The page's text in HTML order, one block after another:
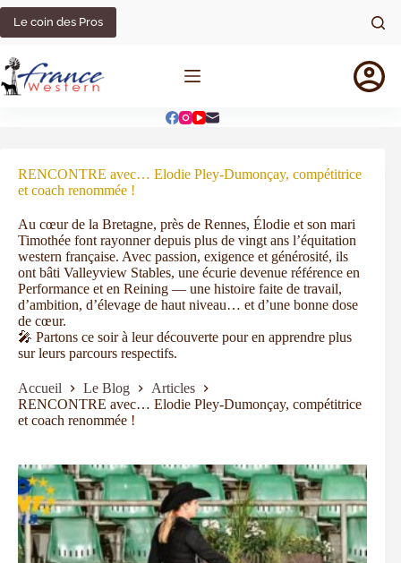
Le coin des Pros
RENCONTRE avec… Elodie Pley-Dumonçay, compétitrice
et coach renommée !
Au cœur de la Bretagne, près de Rennes, Élodie et son mari
Timothée font rayonner depuis plus de vingt ans l’équitation
western française. Avec passion, exigence et générosité, ils
ont bâti Valleyview Stables, une écurie devenue référence en
Performance et en Reining — une histoire faite de travail,
d’ambition, d’élevage de haut niveau… et d’une bonne dose
de cœur.
🎤 Partons ce soir à leur découverte pour en apprendre plus
sur leurs parcours respectifs.
Accueil Le Blog
Articles
RENCONTRE avec… Elodie Pley-Dumonçay, compétitrice
et coach renommée !